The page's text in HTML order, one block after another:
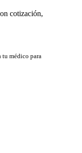
cotización,
médico para